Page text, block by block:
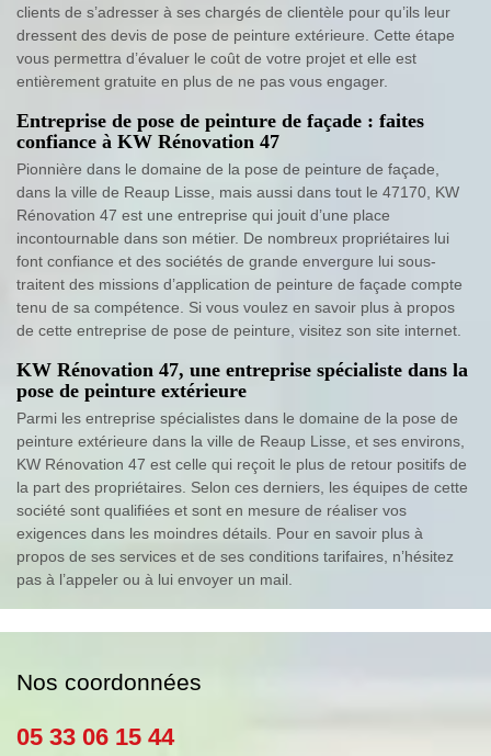
clients de s’adresser à ses chargés de clientèle pour qu’ils leur
dressent des devis de pose de peinture extérieure. Cette étape
vous permettra d’évaluer le coût de votre projet et elle est
entièrement gratuite en plus de ne pas vous engager.
Entreprise de pose de peinture de façade : faites
confiance à KW Rénovation 47
Pionnière dans le domaine de la pose de peinture de façade,
dans la ville de Reaup Lisse, mais aussi dans tout le 47170, KW
Rénovation 47 est une entreprise qui jouit d’une place
incontournable dans son métier. De nombreux propriétaires lui
font confiance et des sociétés de grande envergure lui sous-
traitent des missions d’application de peinture de façade compte
tenu de sa compétence. Si vous voulez en savoir plus à propos
de cette entreprise de pose de peinture, visitez son site internet.
KW Rénovation 47, une entreprise spécialiste dans la
pose de peinture extérieure
Parmi les entreprise spécialistes dans le domaine de la pose de
peinture extérieure dans la ville de Reaup Lisse, et ses environs,
KW Rénovation 47 est celle qui reçoit le plus de retour positifs de
la part des propriétaires. Selon ces derniers, les équipes de cette
société sont qualifiées et sont en mesure de réaliser vos
exigences dans les moindres détails. Pour en savoir plus à
propos de ses services et de ses conditions tarifaires, n’hésitez
pas à l’appeler ou à lui envoyer un mail.
Nos coordonnées
05 33 06 15 44